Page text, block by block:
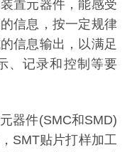
置元器件，能感受
信息，按一定规律
信息输出，以满足
、记录和控制等要
器件(SMC和SMD)
SMT贴片打样加工